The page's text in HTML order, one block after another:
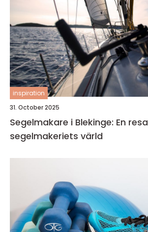
inspiration
31. October 2025
Segelmakare i Blekinge: En
segelmakeriets värld